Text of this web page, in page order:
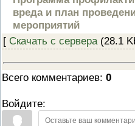
вреда и план
мероприятий
[ Скачать с сервера(28.1
Всего комментариев: 0
Войдите: